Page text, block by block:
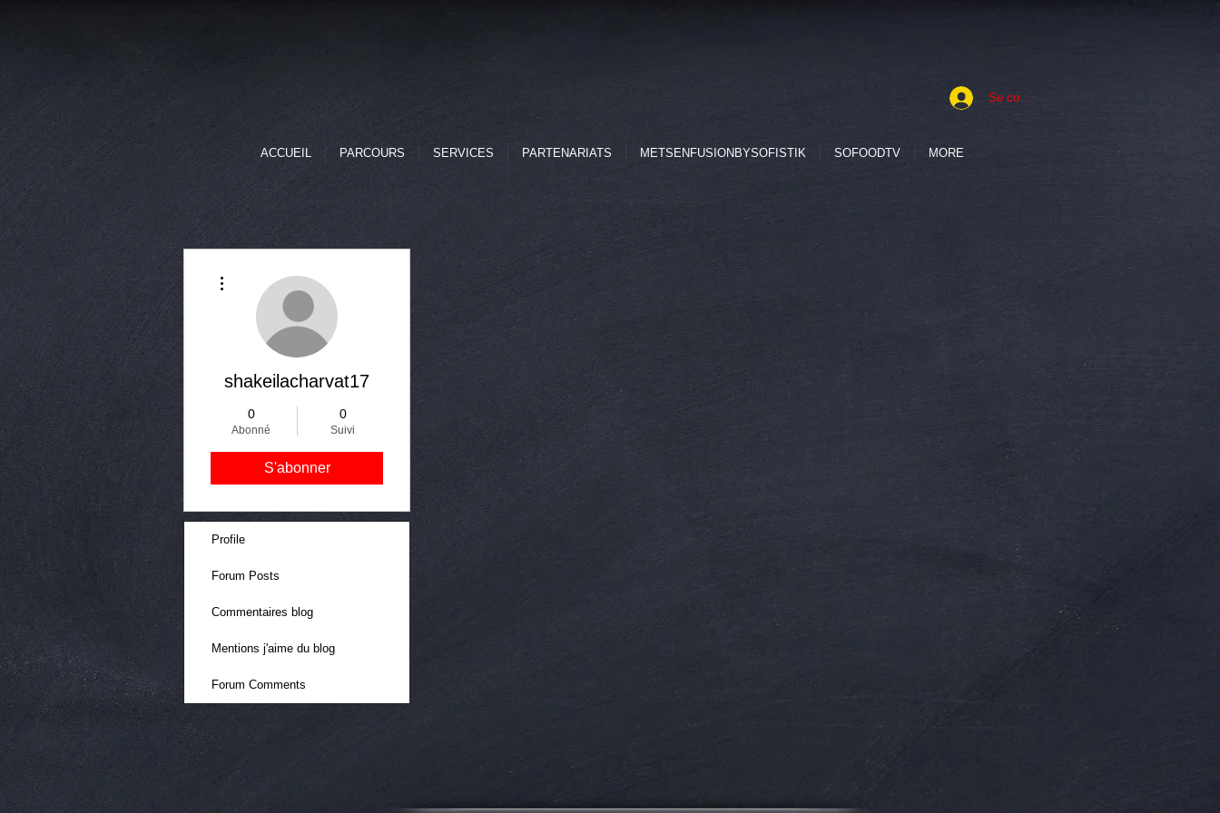
Se connecter
ACCUEIL PARCOURS SERVICES PARTENARIATS METSENFUSIONBYSOFISTIK SOFOODTV MORE
shakeilacharvat17
0
Abonné
0
Suivi
S'abonner
Profile
Forum Posts
Commentaires blog
Mentions j'aime du blog
Forum Comments